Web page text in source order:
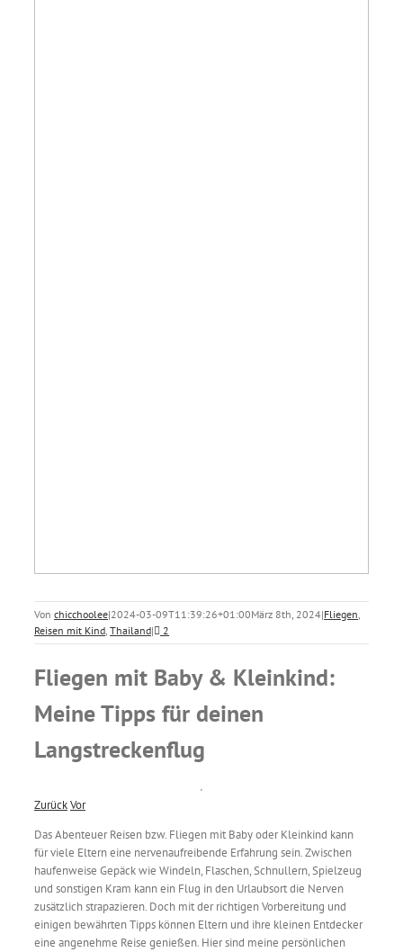
Von chicchoolee|2024-03-09T11:39:26+01:00März 8th, 2024|Fliegen
Reisen mit Kind Thailand| 2
Fliegen mit Baby & Kleinkind:
Meine Tipps für deinen
Langstreckenflug
ZurückVor
Das Abenteuer Reisen bzw. Fliegen mit Baby oder Kleinkind kann
für viele Eltern eine nervenaufreibende Erfahrung sein. Zwischen
haufenweise Gepäck wie Windeln, Flaschen, Schnullern, Spielzeug
und sonstigen Kram kann ein Flug in den Urlaubsort die Nerven
zusätzlich strapazieren. Doch mit der richtigen Vorbereitung und
einigen bewährten Tipps können Eltern und ihre kleinen Entdecker
eine angenehme Reise genießen. Hier sind meine persönlichen